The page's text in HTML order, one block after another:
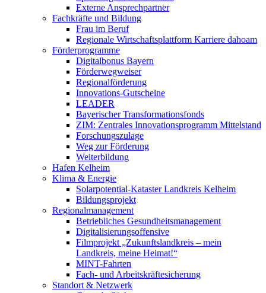
Externe Ansprechpartner
Fachkräfte und Bildung
Frau im Beruf
Regionale Wirtschaftsplattform Karriere dahoam
Förderprogramme
Digitalbonus Bayern
Förderwegweiser
Regionalförderung
Innovations-Gutscheine
LEADER
Bayerischer Transformationsfonds
ZIM: Zentrales Innovationsprogramm Mittelstand
Forschungszulage
Weg zur Förderung
Weiterbildung
Hafen Kelheim
Klima & Energie
Solarpotential-Kataster Landkreis Kelheim
Bildungsprojekt
Regionalmanagement
Betriebliches Gesundheitsmanagement
Digitalisierungsoffensive
Filmprojekt „Zukunftslandkreis – mein
Landkreis, meine Heimat!“
MINT-Fahrten
Fach- und Arbeitskräftesicherung
Standort & Netzwerk